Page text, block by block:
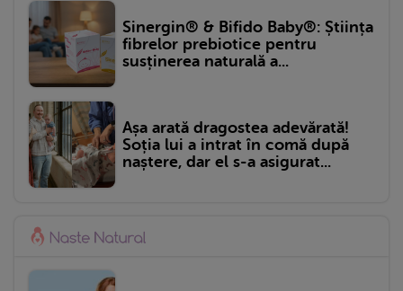
Sinergin® & Bifido Baby®: Știința
fibrelor prebiotice pentru
susținerea naturală a...
Așa arată dragostea adevărată!
Soția lui a intrat în comă după
naștere, dar el s-a asigurat...